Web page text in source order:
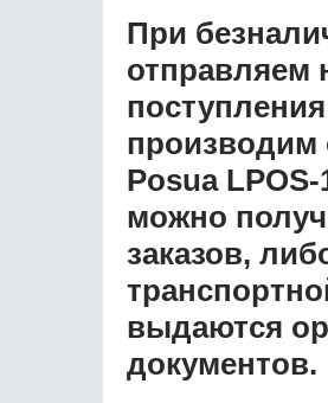
При
отправляем
производим
Posua
можно
заказов,
выдаются
документов.